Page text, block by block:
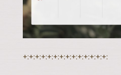
+:+:+:+:+:+:+:+:+:+:+:+:+:+: